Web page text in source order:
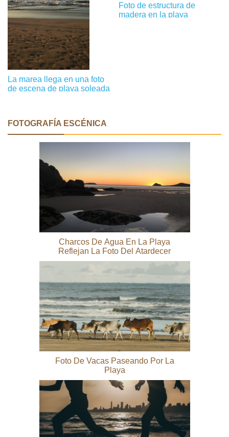
La marea llega en una foto
de escena de playa soleada
Foto de estructura de
madera en la playa
FOTOGRAFÍA ESCÉNICA
Charcos De Agua En La Playa
Reflejan La Foto Del Atardecer
Foto De Vacas Paseando Por La
Playa